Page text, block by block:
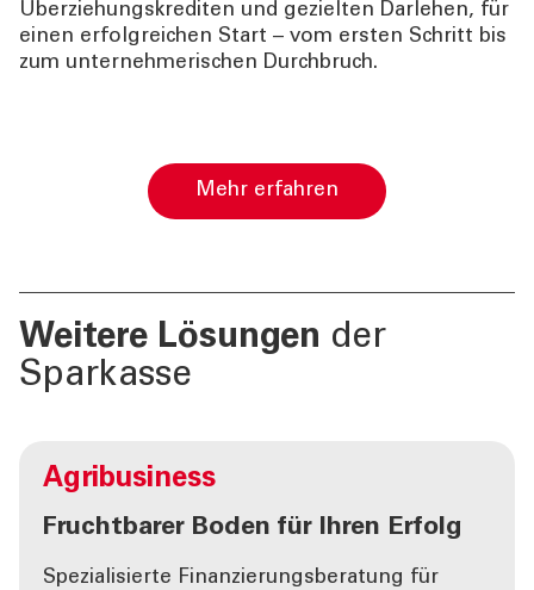
Überziehungskrediten und gezielten Darlehen, für
einen erfolgreichen Start – vom ersten Schritt bis
zum unternehmerischen Durchbruch.
Mehr erfahren
Weitere Lösungen der
Sparkasse
Agribusiness
Fruchtbarer Boden für Ihren Erfolg
Spezialisierte Finanzierungsberatung für